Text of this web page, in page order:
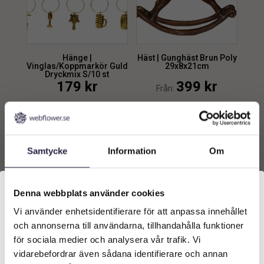
Samtycke Information Om
Denna webbplats använder cookies
Vi använder enhetsidentifierare för att anpassa innehållet
och annonserna till användarna, tillhandahålla funktioner
för sociala medier och analysera vår trafik. Vi
vidarebefordrar även sådana identifierare och annan
Hänge |
Vinglas/Koppmarkör Guld
Dryckmix S/10 st
179 kr
Lägg till i
Häst | Gunghäst Brun Poly
29x8x21cm
Från: 399 kr
Lägg till i
Välkommen till Webflower
Vilken typ av kund är du? Du kan alltid justera ditt val
längst upp på sidan.